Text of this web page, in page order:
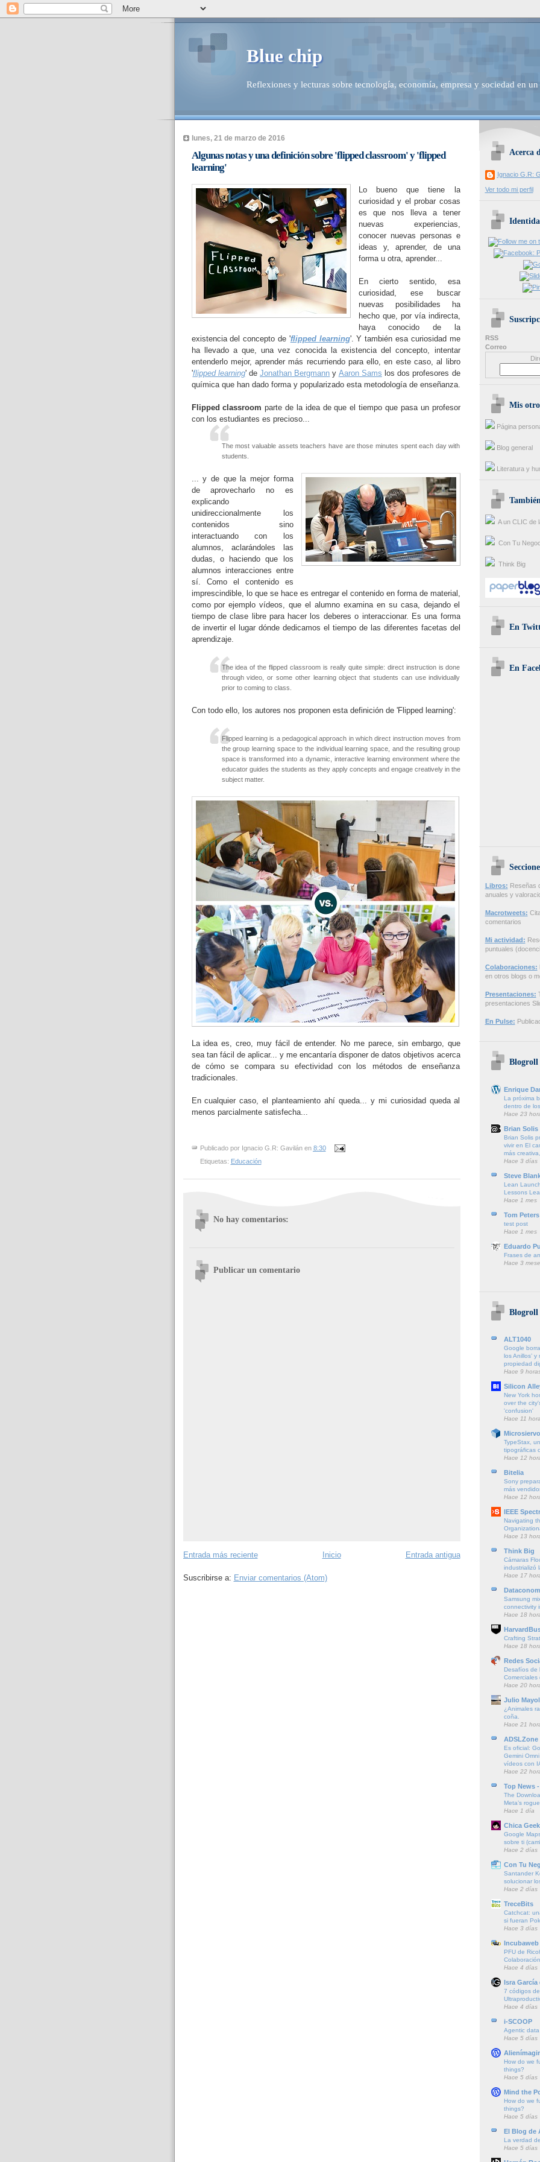
Blue chip
Reflexiones y lecturas sobre tecnología, economía, empresa y sociedad en
lunes, 21 de marzo de 2016
Algunas notas y una definición sobre 'flipped classroom' y 'flipped
learning'
Lo bueno que tiene la
curiosidad y el probar cosas
es que nos lleva a tener
nuevas experiencias,
conocer nuevas personas e
ideas y, aprender, de una
forma u otra, aprender...
En cierto sentido, esa
curiosidad, ese buscar
nuevas posibilidades ha
hecho que, por vía indirecta,
haya conocido de la
existencia del concepto de 'flipped learning'. Y también esa curiosidad me
ha llevado a que, una vez conocida la existencia del concepto, intentar
entenderlo mejor, aprender más recurriendo para ello, en este caso, al libro
'flipped learning' deJonathan Bergmann y Aaron Sams los dos profesores de
química que han dado forma y popularizado esta metodología de enseñanza.
Flipped classroom parte de la idea de que el tiempo que pasa un profesor
con los estudiantes es precioso...
The most valuable assets teachers have are those minutes spent each day with
students.
... y de que la mejor forma
de aprovecharlo no es
explicando
unidireccionalmente los
contenidos sino
interactuando con los
alumnos, aclarándoles las
dudas, o haciendo que los
alumnos interacciones entre
sí. Como el contenido es
imprescindible, lo que se hace es entregar el contenido en forma de material,
como por ejemplo vídeos, que el alumno examina en su casa, dejando el
tiempo de clase libre para hacer los deberes o interaccionar. Es una forma
de invertir el lugar dónde dedicamos el tiempo de las diferentes facetas del
aprendizaje.
The idea of the flipped classroom is really quite simple: direct instruction is done
through video, or some other learning object that students can use individually
prior to coming to class.
Con todo ello, los autores nos proponen esta definición de 'Flipped learning':
Flipped learning is a pedagogical approach in which direct instruction moves from
the group learning space to the individual learning space, and the resulting group
space is transformed into a dynamic, interactive learning environment where the
educator guides the students as they apply concepts and engage creatively in the
subject matter.
La idea es, creo, muy fácil de entender. No me parece, sin embargo, que
sea tan fácil de aplicar... y me encantaría disponer de datos objetivos acerca
de cómo se compara su efectividad con los métodos de enseñanza
tradicionales.
En cualquier caso, el planteamiento ahí queda... y mi curiosidad queda al
menos parcialmente satisfecha...
Publicado por Ignacio G.R: Gavilán en 8:30
Etiquetas: Educación
No hay comentarios:
Publicar un comentario
Entrada más reciente Entrada antigua
Inicio
Suscribirse a: Enviar comentarios (Atom)
Acerca
Ignacio G.R:
Ver todo mi perfil
RSS
Correo
Mis
Página
Blog general
Literatura y
A un CLIC de
Con Tu
Think Big
En
En
Libros: Reseñas
anuales y
Macrotweets:
comentarios
Mi actividad:
puntuales
Colaboraciones:
en otros blogs o
Presentaciones:
presentaciones
En Pulse:
Blogroll
Enrique
La próxima
dentro de
Hace 23
Brian Solis
Brian Solis
vivir en El
más
Hace 3 días
Steve
Lean
Lessons
Hace 1 mes
Tom Peters
test post
Hace 1 mes
Eduardo
Frases de
Hace 3
Blogroll
ALT1040
Google
los Anillos’
propiedad
Hace 9
Silicon
New York
over the
'confusion'
Hace 11
TypeStax,
tipográficas
Hace 12
Bitelia
Sony
más
Hace 12
IEEE
Navigating
Hace 13
Think Big
Cámaras
industrializó
Hace 17
Samsung
connectivity
Hace 18
Crafting
Hace 18
Redes
Desafíos de
Comerciales
Hace 20
Julio Mayol
¿Animales
coña.
Hace 21
ADSLZone
Es oficial:
Gemini
vídeos con
Hace 22
Top News
The
Meta’s
Hace 1 día
Chica Geek
Google
sobre ti
Hace 2 días
Con Tu
Santander
solucionar
Hace 2 días
TreceBits
Catchcat:
si fueran
Hace 3 días
Incubaweb
PFU de
Hace 4 días
Isra García
7 códigos
Hace 4 días
i-SCOOP
Agentic
Hace 5 días
How do we
things?
Hace 5 días
Mind the
How do we
things?
Hace 5 días
El Blog de
La verdad
Hace 5 días